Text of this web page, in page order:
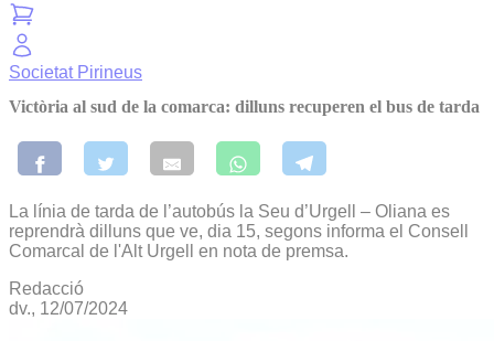
Societat Pirineus
Victòria al sud de la comarca: dilluns recuperen el bus de tarda
La línia de tarda de l’autobús la Seu d’Urgell – Oliana es
reprendrà dilluns que ve, dia 15, segons informa el Consell
Comarcal de l'Alt Urgell en nota de premsa.
Redacció
dv., 12/07/2024